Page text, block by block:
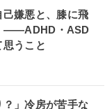
己嫌悪と、膝に飛
――ADHD・ASD
うこと
？」冷房が苦手な